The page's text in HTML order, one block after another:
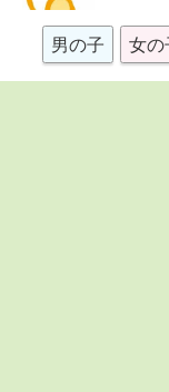
男の子 女の